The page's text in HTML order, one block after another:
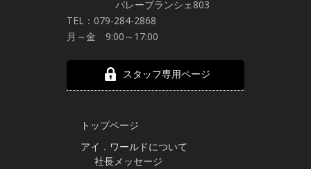
パレーブランシェ803
TEL：079-284-2868
月～金 9:00～17:00
スタッフ専用ページ
トップページ
アイ．ワールドについて
社長メッセージ